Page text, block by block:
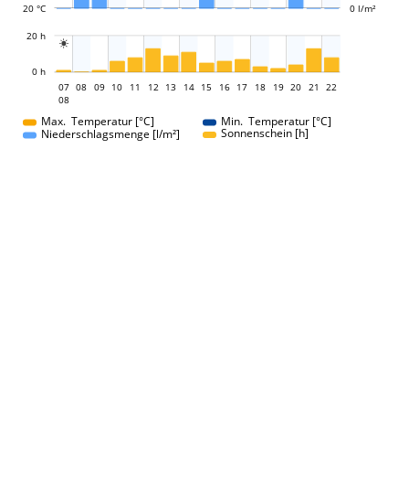
20 °C 0 l/m²

0 h
20 h
07
07
08
08 09 10 11 12 13 14 15 16 17 18 19 20 21 22
Max. Temperatur [°C]
Min. Temperatur [°C]
Niederschlagsmenge [l/m²]
Sonnenschein [h]